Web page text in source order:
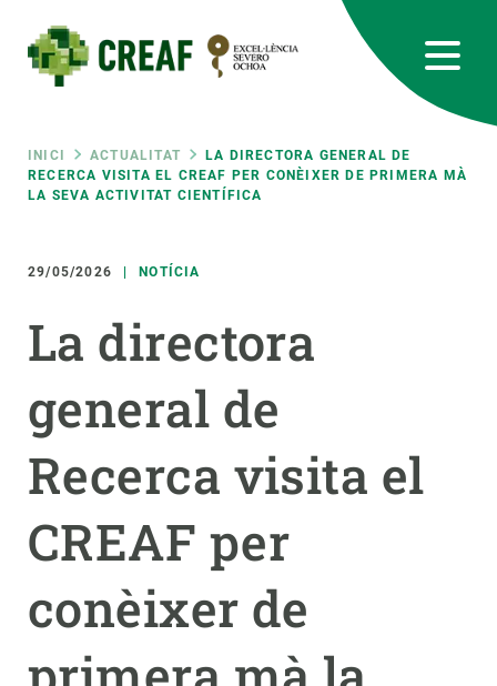
contingut
Fil
INICI ACTUALITAT
LA DIRECTORA GENERAL DE
RECERCA VISITA EL CREAF PER CONÈIXER DE PRIMERA MÀ
LA SEVA ACTIVITAT CIENTÍFICA
29/05/2026 NOTÍCIA
La directora
general de
Recerca visita el
CREAF per
conèixer de
RRSS
responsive
Responsive
menu
SOBRE NOSALTRES
CIÈNCIA EN ACCIÓ
UNEIX-TE A NOSALTRES
PARTICIPA
NOTÍCIES I AGENDA